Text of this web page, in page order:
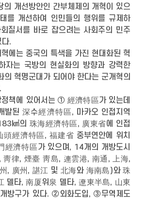
의 개선방안인 간부체제의 개혁이 있으
를 개선하여 인민들의 행위를 규제하
질서를 바로 잡으려는 사회주의 민주
.
에는 중국의 특색을 가진 현대화된 혁
자는 국방의 현실화의 방향과 강력한
의 혁명군대가 되어야 한다는 군개혁의
정책에 있어서는 ① 經濟特區가 있는데
발된 深수經濟特區, 마카오 인접지역
㎢의 珠海經濟特區, 廣東省에 인접
經濟特區, 福建省 중부연안에 위치
經濟特區가 있으며, 14개의 개방도시
靑律, 煙臺 靑島, 連雲港, 南通, 上海,
, 廣州, 諶江 및 北海와 海南島)와 珠
델타, 南厦위泉 델타, 遼東半島, 山東
방구가 있다. ②외화도입, ③무역제도